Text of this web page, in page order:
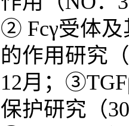
② Fcγ受体及
的作用研究
12月；
保护研究（